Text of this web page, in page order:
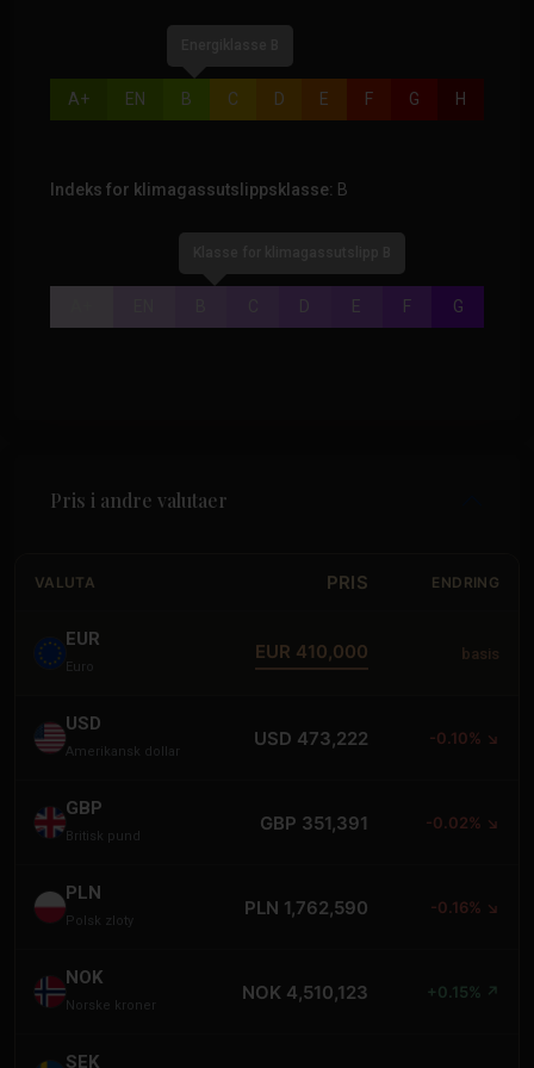
A+ EN B C D E F G H
Indeks for klimagassutslippsklasse: B
D E F G
Pris i andre valutaer
VALUTA PRIS ENDRING
EUR
Euro
EUR 410,000 basis
USD
Amerikansk dollar
USD 473,222 -0.10% ↘
GBP
Britisk pund
GBP 351,391 -0.02% ↘
PLN
Polsk zloty
PLN 1,762,590 -0.16% ↘
NOK
Norske kroner
NOK 4,510,123 +0.15% ↗
SEK